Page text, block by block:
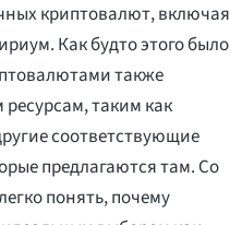
криптовалют, включая
Как будто этого было
также
таким как
соответствующие
предлагаются там. Со
понять, почему